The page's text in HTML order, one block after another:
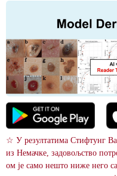
☆ У резултатима Стифтунг
из Немачке, задовољство
ом је само нешто ниже него